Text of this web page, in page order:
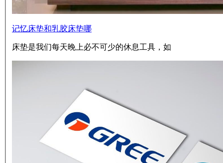
记忆床垫和乳胶床垫哪
床垫是我们每天晚上必不可少的休息工具，如